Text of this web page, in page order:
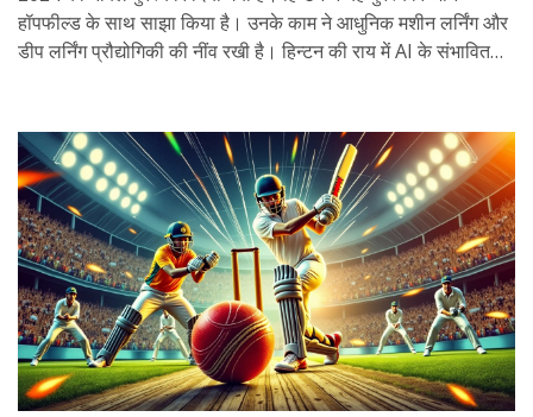
हॉपफील्ड के साथ साझा किया है। उनके काम ने आधुनिक मशीन लर्निंग और
डीप लर्निंग प्रौद्योगिकी की नींव रखी है। हिन्टन की राय में AI के संभावित